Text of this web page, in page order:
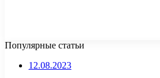
Популярные статьи
12.08.2023